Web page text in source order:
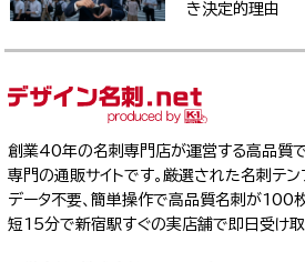
き決定的理由
創業40年の名刺専門店が運営する高品質で
専門の通販サイトです。厳選された名刺テ
データ不要、簡単操作で高品質名刺が100
短15分で新宿駅すぐの実店舗で即日受け取